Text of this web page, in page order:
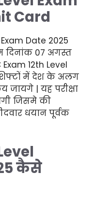
Card
Date 2025
दिनांक 07 अगस्त
Exam 12th Level
में देश के अलग
जायगे | यह परीक्षा
जिसमे की
धयान पूर्वक
कैसे